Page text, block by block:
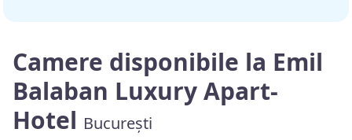
Camere disponibile la Emil
Balaban Luxury Apart-
Hotel București